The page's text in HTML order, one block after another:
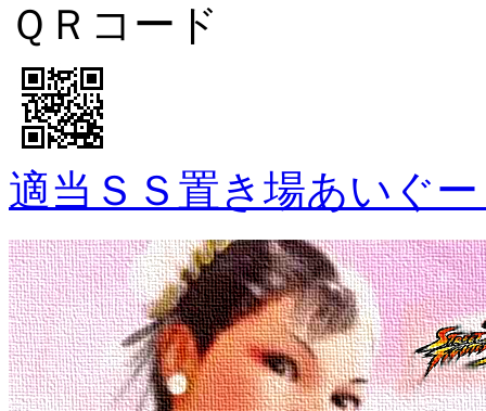
ＱＲコード
適当ＳＳ置き場あいぐ